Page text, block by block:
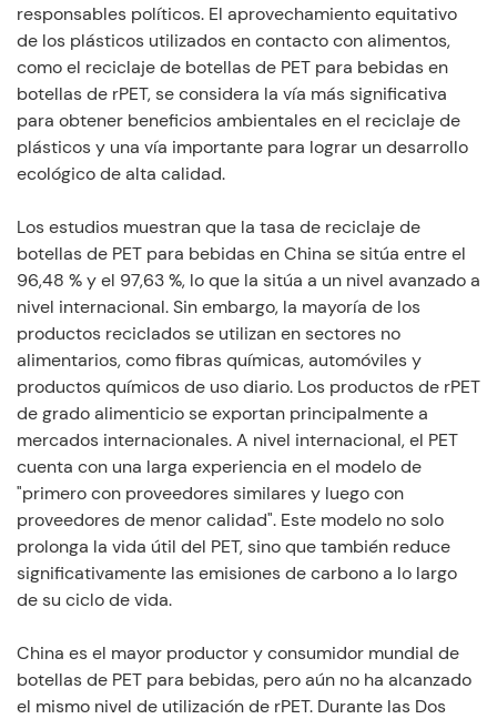
responsables políticos. El aprovechamiento equitativo
de los plásticos utilizados en contacto con alimentos,
como el reciclaje de botellas de PET para bebidas en
botellas de rPET, se considera la vía más significativa
para obtener beneficios ambientales en el reciclaje de
plásticos y una vía importante para lograr un desarrollo
ecológico de alta calidad.
Los estudios muestran que la tasa de reciclaje de
botellas de PET para bebidas en China se sitúa entre el
96,48 % y el 97,63 %, lo que la sitúa a un nivel avanzado a
nivel internacional. Sin embargo, la mayoría de los
productos reciclados se utilizan en sectores no
alimentarios, como fibras químicas, automóviles y
productos químicos de uso diario. Los productos de rPET
de grado alimenticio se exportan principalmente a
mercados internacionales. A nivel internacional, el PET
cuenta con una larga experiencia en el modelo de
"primero con proveedores similares y luego con
proveedores de menor calidad". Este modelo no solo
prolonga la vida útil del PET, sino que también reduce
significativamente las emisiones de carbono a lo largo
de su ciclo de vida.
China es el mayor productor y consumidor mundial de
botellas de PET para bebidas, pero aún no ha alcanzado
el mismo nivel de utilización de rPET. Durante las Dos